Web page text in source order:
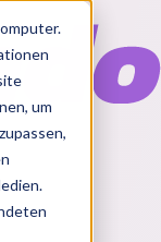
um